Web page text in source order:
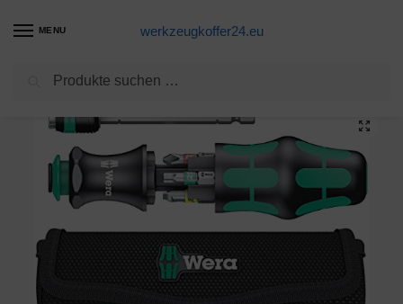
MENU werkzeugkoffer24.eu
Werkzeugkoffer Produkte